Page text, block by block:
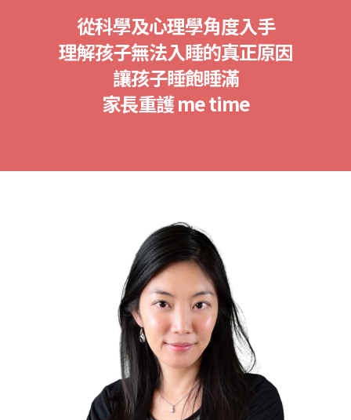
從科學及心理學角度入手
理解孩子無法入睡的真正原因
讓孩子睡飽睡滿
家長重護 me time